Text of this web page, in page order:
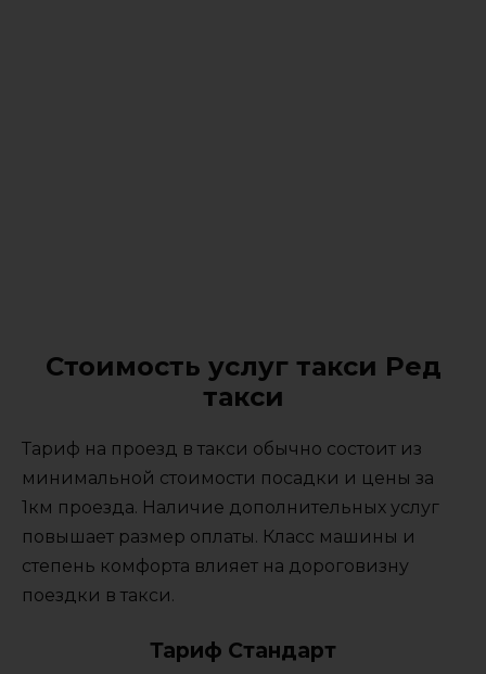
Стоимость услуг такси Ред
такси
Тариф на проезд в такси обычно состоит из
минимальной стоимости посадки и цены за
1км проезда. Наличие дополнительных услуг
повышает размер оплаты. Класс машины и
степень комфорта влияет на дороговизну
поездки в такси.
Тариф Стандарт